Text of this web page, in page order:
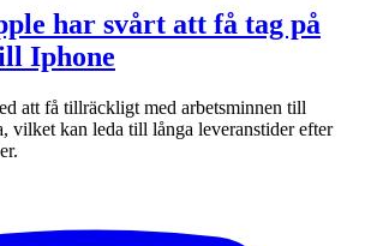
har svårt att få tag på
Iphone
att få tillräckligt med arbetsminnen till
vilket kan leda till långa leveranstider efter